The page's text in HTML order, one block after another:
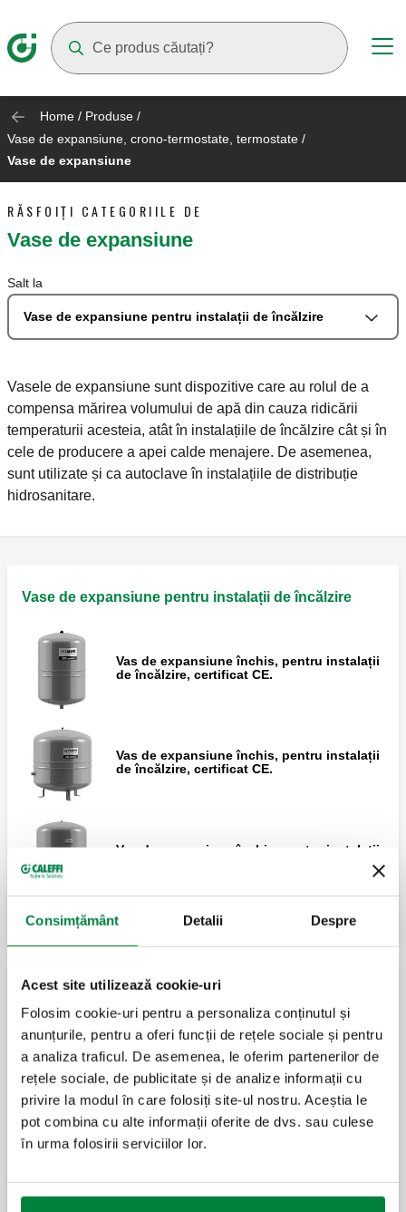
Consimțământ Detalii Despre
Acest site utilizează cookie-uri
Folosim cookie-uri pentru a personaliza conținutul și
anunțurile, pentru a oferi funcții de rețele sociale și pentru
a analiza traficul. De asemenea, le oferim partenerilor de
rețele sociale, de publicitate și de analize informații cu
privire la modul în care folosiți site-ul nostru. Aceștia le
pot combina cu alte informații oferite de dvs. sau culese
în urma folosirii serviciilor lor.
Home / Produse /
Vase de expansiune, crono-termostate, termostate /
Vase de expansiune
RĂSFOIȚI CATEGORIILE DE
Vase de expansiune
Salt la
Vase de expansiune pentru instalații de încălzire
Vasele de expansiune sunt dispozitive care au rolul de a
compensa mărirea volumului de apă din cauza ridicării
temperaturii acesteia, atât în instalațiile de încălzire cât și în
cele de producere a apei calde menajere. De asemenea,
sunt utilizate și ca autoclave în instalațiile de distribuție
hidrosanitare.
Vase de expansiune pentru instalații de încălzire
Vas de expansiune închis, pentru instalații
de încălzire, certificat CE.
Vas de expansiune închis, pentru instalații
de încălzire, certificat CE.
Vas de expansiune închis, pentru instalații
Vas de expansiune închis, pentru instalații
de apă menajeră, certificat CE.